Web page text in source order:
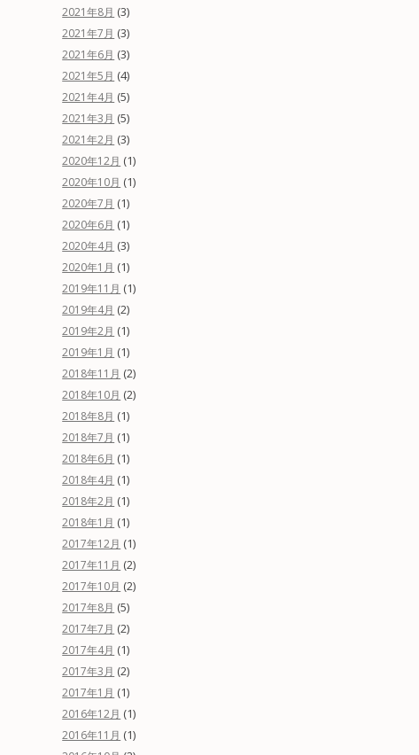
2021年8月 (3)
2021年7月 (3)
2021年6月 (3)
2021年5月 (4)
2021年4月 (5)
2021年3月 (5)
2021年2月 (3)
2020年12月 (1)
2020年10月 (1)
2020年7月 (1)
2020年6月 (1)
2020年4月 (3)
2020年1月 (1)
2019年11月 (1)
2019年4月 (2)
2019年2月 (1)
2019年1月 (1)
2018年11月 (2)
2018年10月 (2)
2018年8月 (1)
2018年7月 (1)
2018年6月 (1)
2018年4月 (1)
2018年2月 (1)
2018年1月 (1)
2017年12月 (1)
2017年11月 (2)
2017年10月 (2)
2017年8月 (5)
2017年7月 (2)
2017年4月 (1)
2017年3月 (2)
2017年1月 (1)
2016年12月 (1)
2016年11月 (1)